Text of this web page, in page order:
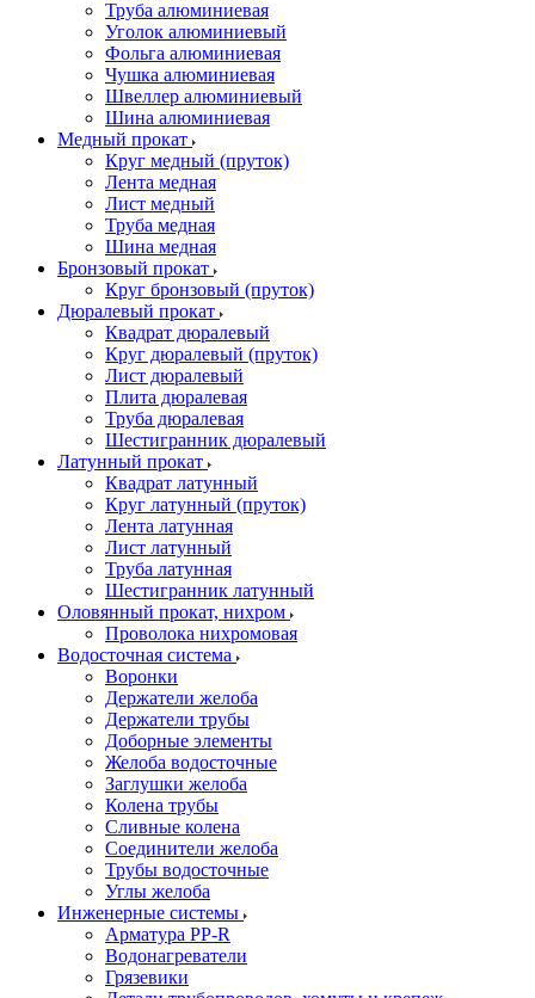
Труба алюминиевая
Уголок алюминиевый
Фольга алюминиевая
Чушка алюминиевая
Швеллер алюминиевый
Шина алюминиевая
Медный прокат
Круг медный (пруток)
Лента медная
Лист медный
Труба медная
Шина медная
Бронзовый прокат
Круг бронзовый (пруток)
Дюралевый прокат
Квадрат дюралевый
Круг дюралевый (пруток)
Лист дюралевый
Плита дюралевая
Труба дюралевая
Шестигранник дюралевый
Латунный прокат
Квадрат латунный
Круг латунный (пруток)
Лента латунная
Лист латунный
Труба латунная
Шестигранник латунный
Оловянный прокат, нихром
Проволока нихромовая
Водосточная система
Воронки
Держатели желоба
Держатели трубы
Доборные элементы
Желоба водосточные
Заглушки желоба
Колена трубы
Сливные колена
Соединители желоба
Трубы водосточные
Углы желоба
Инженерные системы
Арматура PP-R
Водонагреватели
Грязевики